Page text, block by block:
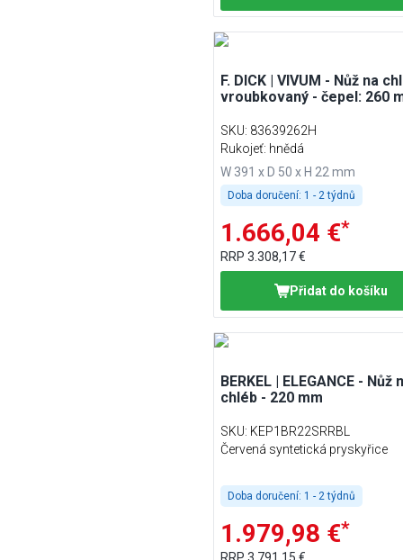
F. DICK | VIVUM - Nůž na
vroubkovaný - čepel: 260
SKU: 83639262H
Rukojeť: hnědá
W 391 x D 50 x H 22 mm
Doba doručení: 1 - 2 týdnů
1.666,04 €*
RRP 3.308,17 €
Přidat do košíku
BERKEL | ELEGANCE - Nůž
chléb - 220 mm
SKU: KEP1BR22SRRBL
Červená syntetická pryskyřice
Doba doručení: 1 - 2 týdnů
1.979,98 €*
RRP 3.791,15 €